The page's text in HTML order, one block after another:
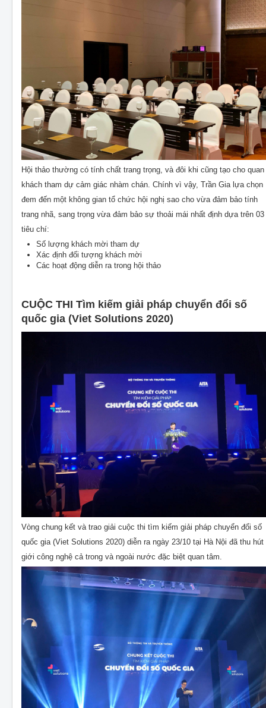
Hội thảo thường có tính chất trang trọng, và đôi khi cũng tạo cho quan
khách tham dự cảm giác nhàm chán. Chính vì vậy, Trần Gia lựa chọn
đem đến một không gian tổ chức hội nghị sao cho vừa đảm bảo tính
trang nhã, sang trọng vừa đảm bảo sự thoải mái nhất định dựa trên 03
tiêu chí:
Số lượng khách mời tham dự
Xác định đối tượng khách mời
Các hoạt động diễn ra trong hội thảo
CUỘC THI Tìm kiếm giải pháp chuyển đổi số
quốc gia (Viet Solutions 2020)
Vòng chung kết và trao giải cuộc thi tìm kiếm giải pháp chuyển đổi số
quốc gia (Viet Solutions 2020) diễn ra ngày 23/10 tại Hà Nội đã thu hút
giới công nghệ cả trong và ngoài nước đặc biệt quan tâm.